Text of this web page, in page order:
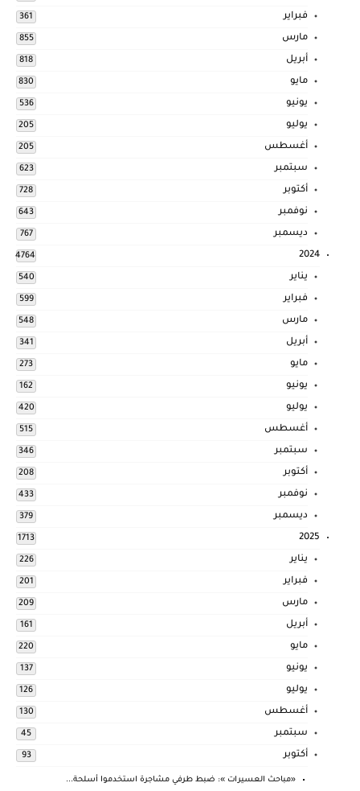
فبراير 361
مارس 855
أبريل 818
مايو 830
يونيو 536
يوليو 205
أغسطس 205
سبتمبر 623
أكتوبر 728
نوفمبر 643
ديسمبر 767
2024
4764
يناير 540
فبراير 599
مارس 548
أبريل 341
مايو 273
يونيو 162
يوليو 420
أغسطس 515
سبتمبر 346
أكتوبر 208
نوفمبر 433
ديسمبر 379
2025
1713
يناير 226
فبراير 201
مارس 209
أبريل 161
مايو 220
يونيو 137
يوليو 126
أغسطس 130
سبتمبر 45
أكتوبر 93
«مباحث العسيرات »: ضبط طرفي مشاجرة استخدموا أسلحة...